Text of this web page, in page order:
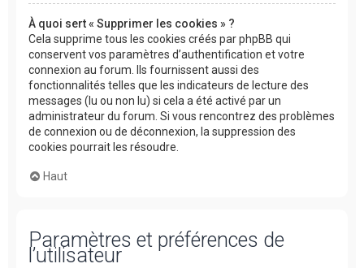
À quoi sert « Supprimer les cookies » ?
Cela supprime tous les cookies créés par phpBB qui
conservent vos paramètres d’authentification et votre
connexion au forum. Ils fournissent aussi des
fonctionnalités telles que les indicateurs de lecture des
messages (lu ou non lu) si cela a été activé par un
administrateur du forum. Si vous rencontrez des problèmes
de connexion ou de déconnexion, la suppression des
cookies pourrait les résoudre.
Haut
Paramètres et préférences de
l’utilisateur